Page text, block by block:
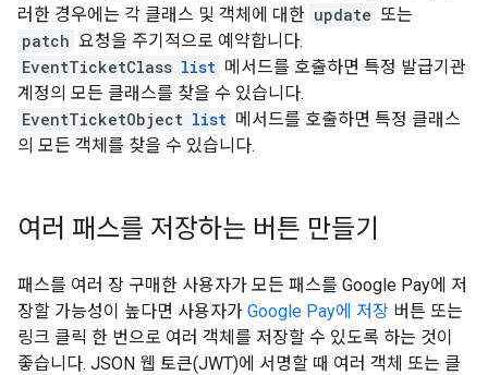
러한 경우에는 각 클래스 및 객체에 대한 update 또는
patch 요청을 주기적으로 예약합니다.
EventTicketClass list 메서드를 호출하면 특정 발급기관
계정의 모든 클래스를 찾을 수 있습니다.
EventTicketObject list 메서드를 호출하면 특정 클래스
의 모든 객체를 찾을 수 있습니다.
여러 패스를 저장하는 버튼 만들기
패스를 여러 장 구매한 사용자가 모든 패스를 Google Pay에 저
장할 가능성이 높다면 사용자가 Google Pay에 저장 버튼 또는
링크 클릭 한 번으로 여러 객체를 저장할 수 있도록 하는 것이
좋습니다. JSON 웹 토큰(JWT)에 서명할 때 여러 객체 또는 클